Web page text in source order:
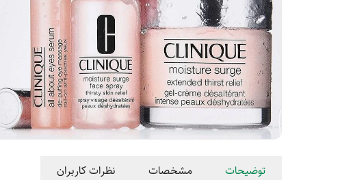
توضیحات مشخصات نظرات کاربران